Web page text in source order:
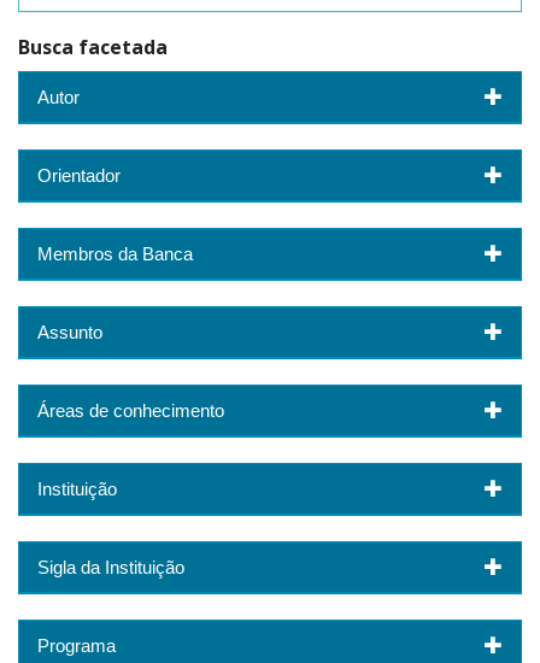
Busca facetada
Autor
Orientador
Membros da Banca
Assunto
Áreas de conhecimento
Instituição
Sigla da Instituição
Programa